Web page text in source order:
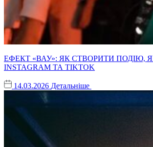
ЕФЕКТ «ВАУ»: ЯК СТВОРИТИ ПОДІЮ,
INSTAGRAM ТА TIKTOK
14.03.2026 Детальніше